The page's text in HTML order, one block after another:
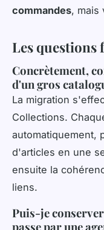
commandes, mais
Les questions
Concrètement,
d'un gros
La migration
Collections.
automatiquement,
d'articles en une
ensuite la
liens.
Puis-je
passe par une